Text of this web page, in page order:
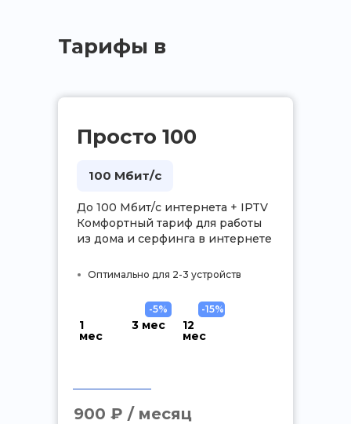
Тарифы в
Просто 100
До 100 Мбит/с интернета + IPTV
Комфортный тариф для работы
из дома и серфинга в интернете
900 ₽ / месяц
1
мес
100 Мбит/с
Оптимально для 2-3 устройств
3 мес
-5%
12
мес
-15%
.